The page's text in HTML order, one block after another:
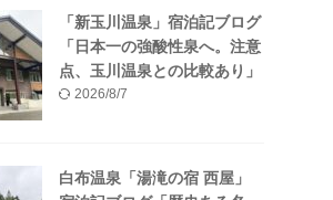
「新玉川温泉」宿泊記ブログ
「日本一の強酸性泉へ。注意
点、玉川温泉との比較あり」
2026/8/7
白布温泉「湯滝の宿 西屋」